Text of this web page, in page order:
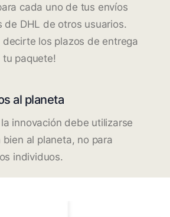
cada uno de tus envíos
de DHL de otros usuarios.
decirte los plazos de entrega
paquete!
al planeta
innovación debe utilizarse
bien al planeta, no para
individuos.